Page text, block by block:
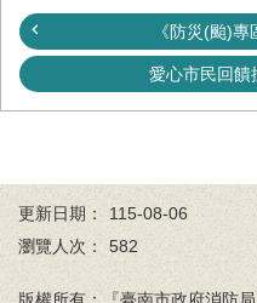
策
網
站
資
放
宣
告
《防災(颱)專
愛心市民回饋
更新日期：
115-08-06
瀏覽人次：
582